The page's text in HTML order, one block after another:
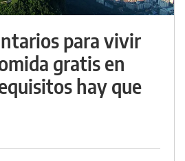
para vivir
gratis en
hay que